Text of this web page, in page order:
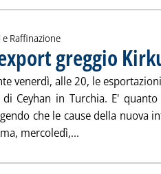
Raffinazione
greggio
venerdì, alle 20, le
Ceyhan in Turchia. E'
che le cause della nuova
mercoledì,...